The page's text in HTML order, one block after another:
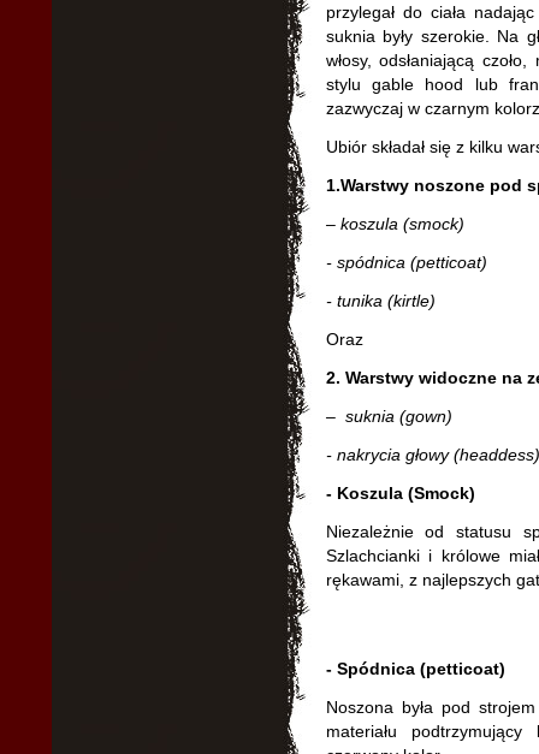
przylegał do ciała
suknia były szerokie. Na
włosy, odsłaniającą
stylu gable hood lub
zazwyczaj w czarnym
Ubiór składał się z kilku
1.Warstwy noszone pod
– koszula (smock)
- spódnica (petticoat)
- tunika (kirtle)
Oraz
2. Warstwy widoczne na
– suknia (gown)
- nakrycia głowy (headdess)
- Koszula (Smock)
Niezależnie od statusu
Szlachcianki i królowe
rękawami, z najlepszych
- Spódnica (petticoat)
Noszona była pod
materiału